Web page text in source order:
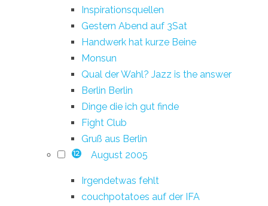
Inspirationsquellen
Gestern Abend auf 3Sat
Handwerk hat kurze Beine
Monsun
Qual der Wahl? Jazz is the answer
Berlin Berlin
Dinge die ich gut finde
Fight Club
Gruß aus Berlin
12 August 2005
Irgendetwas fehlt
couchpotatoes auf der IFA